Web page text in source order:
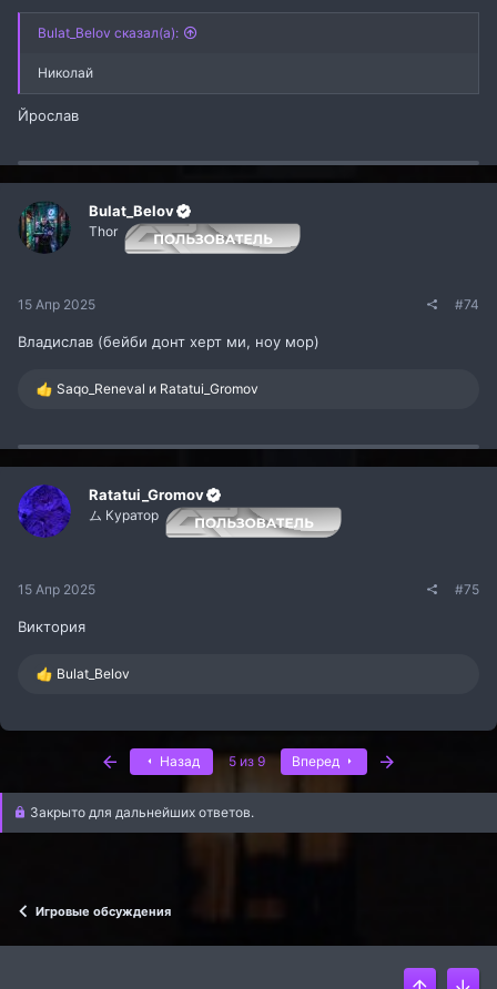
Bulat_Belov сказал(а):
Николай
Йрослав
Bulat_Belov
Thor
15 Апр 2025 #74
Владислав (бейби донт херт ми, ноу мор)
Р
к
и
:
Saqo_Reneval и Ratatui_Gromov
Ratatui_Gromov
ム Куратор
15 Апр 2025 #75
Виктория
Р
:
Bulat_Belov
ПервыйНазад 5 из 9 Вперед
Закрыто для дальнейших ответов.
Игровые обсуждения